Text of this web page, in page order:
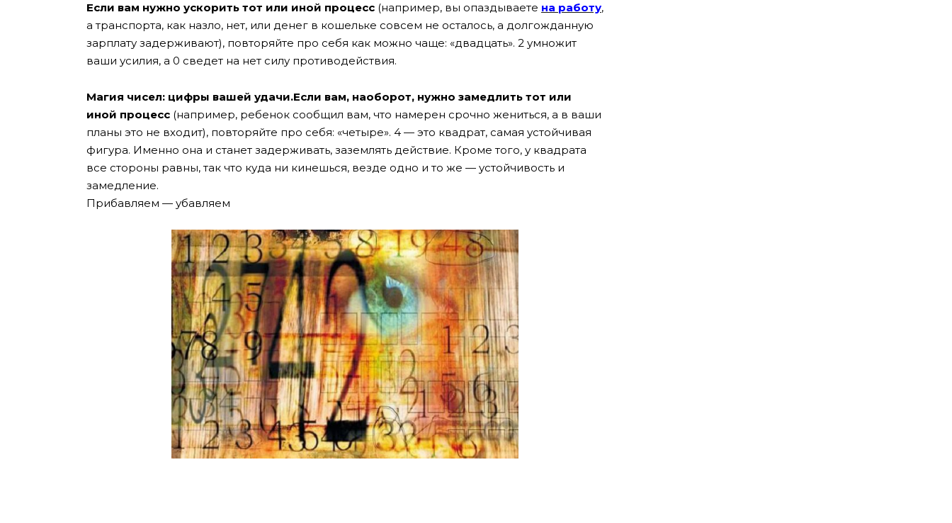
Если вам нужно ускорить тот или иной процесс (например, вы опаздываете на работу,
а транспорта, как назло, нет, или денег в кошельке совсем не осталось, а долгожданную
зарплату задерживают), повторяйте про себя как можно чаще: «двадцать». 2 умножит
ваши усилия, а 0 сведет на нет силу противодействия.
Магия чисел: цифры вашей удачи.Если вам, наоборот, нужно замедлить тот или
иной процесс (например, ребенок сообщил вам, что намерен срочно жениться, а в ваши
планы это не входит), повторяйте про себя: «четыре». 4 — это квадрат, самая устойчивая
фигура. Именно она и станет задерживать, заземлять действие. Кроме того, у квадрата
все стороны равны, так что куда ни кинешься, везде одно и то же — устойчивость и
замедление.
Прибавляем — убавляем